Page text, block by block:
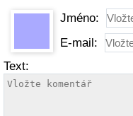
Jméno:
E-mail:
Text: